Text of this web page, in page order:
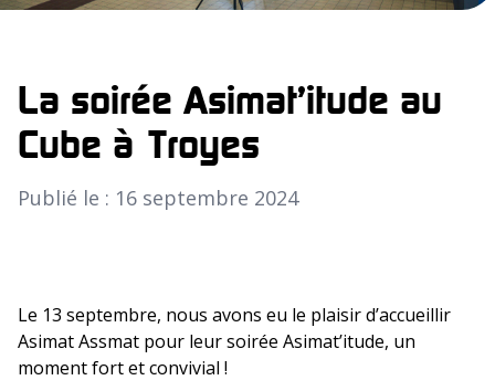
La soirée Asimat’itude au
Cube à Troyes
Publié le : 16 septembre 2024
Le 13 septembre, nous avons eu le plaisir d’accueillir
Asimat Assmat pour leur soirée Asimat’itude, un
moment fort et convivial !